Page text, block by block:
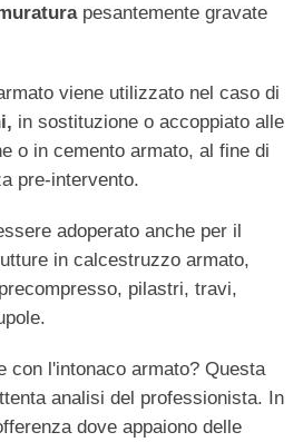
pesantemente gravate
viene utilizzato nel caso di
in sostituzione o accoppiato alle
o in cemento armato, al fine di
pre-intervento.
adoperato anche per il
in calcestruzzo armato,
pilastri, travi,
con l'intonaco armato? Questa
analisi del professionista. In
dove appaiono delle